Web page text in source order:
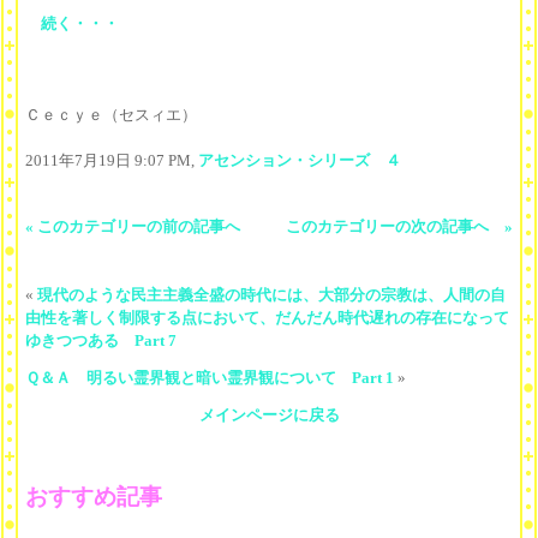
続く・・・
Ｃｅｃｙｅ（セスィエ）
2011年7月19日 9:07 PM, アセンション・シリーズ ４
« このカテゴリーの前の記事へ このカテゴリーの次の記事へ »
« 現代のような民主主義全盛の時代には、大部分の宗教は、人間の自
由性を著しく制限する点において、だんだん時代遅れの存在になって
ゆきつつある Part 7
Ｑ＆Ａ 明るい霊界観と暗い霊界観について Part 1 »
メインページに戻る
おすすめ記事